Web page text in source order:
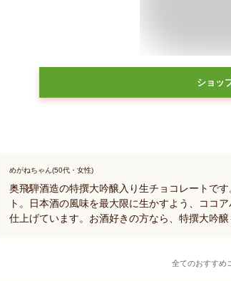
ショッ
めがねちゃん(50代・女性)
奥飛騨酒造の特撰大吟醸入り生チョコレートで
ト。日本酒の風味を最大限に生かすよう、ココ
仕上げています。お酒好きの方なら、特撰大吟
全てのおすすめ